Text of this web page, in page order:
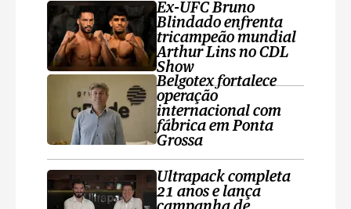
Ex-UFC Bruno
Blindado enfrenta
tricampeão mundial
Arthur Lins no CDL
Show
Belgotex fortalece
operação
internacional com
fábrica em Ponta
Grossa
Ultrapack completa
21 anos e lança